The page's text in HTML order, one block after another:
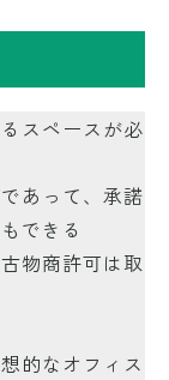
スペースが必
あって、承諾
できる
物商許可は取
的なオフィス